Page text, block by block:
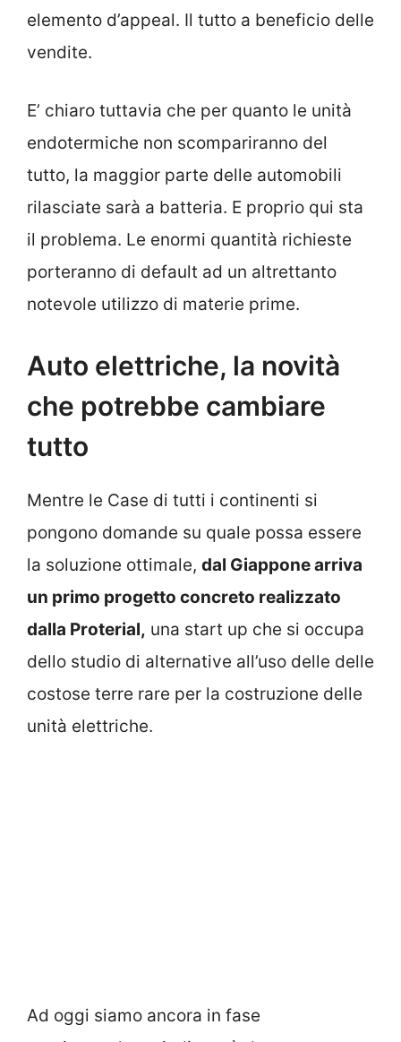
elemento d’appeal. Il tutto a beneficio delle
vendite.
E’ chiaro tuttavia che per quanto le unità
endotermiche non scompariranno del
tutto, la maggior parte delle automobili
rilasciate sarà a batteria. E proprio qui sta
il problema. Le enormi quantità richieste
porteranno di default ad un altrettanto
notevole utilizzo di materie prime.
Auto elettriche, la novità
che potrebbe cambiare
tutto
Mentre le Case di tutti i continenti si
pongono domande su quale possa essere
la soluzione ottimale, dal Giappone arriva
un primo progetto concreto realizzato
dalla Proterial, una start up che si occupa
dello studio di alternative all’uso delle delle
costose terre rare per la costruzione delle
unità elettriche.
Ad oggi siamo ancora in fase